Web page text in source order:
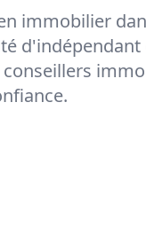
immobilier
d'indépendant
conseillers